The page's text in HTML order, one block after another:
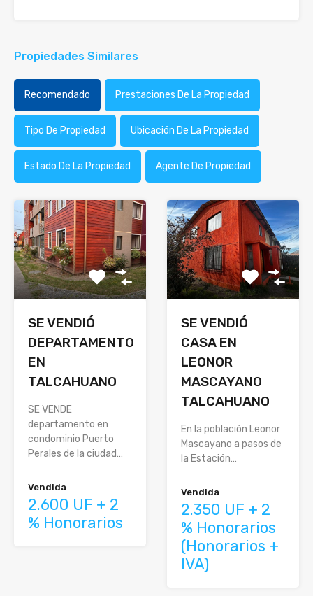
Propiedades Similares
Recomendado Prestaciones De La Propiedad
Tipo De Propiedad Ubicación De La Propiedad
Estado De La Propiedad Agente De Propiedad
SE VENDIÓ
DEPARTAMENTO
EN
TALCAHUANO
SE VENDE
departamento en
condominio Puerto
Perales de la ciudad…
Vendida
2.600 UF + 2
% Honorarios
SE VENDIÓ
CASA EN
LEONOR
MASCAYANO
TALCAHUANO
En la población Leonor
Mascayano a pasos de
la Estación…
Vendida
2.350 UF + 2
% Honorarios
(Honorarios +
IVA)